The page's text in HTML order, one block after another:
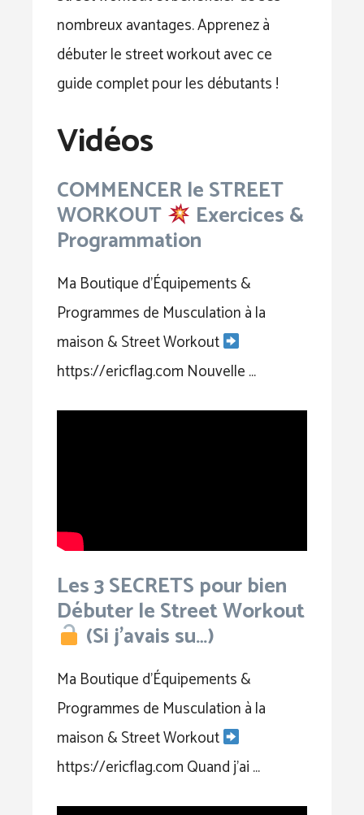
nombreux avantages. Apprenez à
débuter le street workout avec ce
guide complet pour les débutants !
Vidéos
COMMENCER le STREET
WORKOUT Exercices &
Programmation
Ma Boutique d’Équipements &
Programmes de Musculation à la
maison & Street Workout
https://ericflag.com Nouvelle …
Les 3 SECRETS pour bien
Débuter le Street Workout
(Si j’avais su…)
Ma Boutique d’Équipements &
Programmes de Musculation à la
maison & Street Workout
https://ericflag.com Quand j’ai …